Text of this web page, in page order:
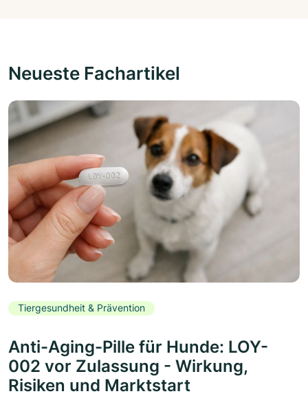
Neueste Fachartikel
Tiergesundheit & Prävention
Anti-Aging-Pille für Hunde: LOY-
002 vor Zulassung - Wirkung,
Risiken und Marktstart